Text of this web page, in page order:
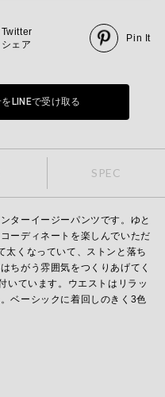
Twitter
シェア
Pin It
LINEで受け取る
SPEC
ターイージーパンツです。ゆと
ーディネートを楽しんでいただ
太くなっていて、ストンと落ち
ちがう雰囲気をつくりあげてく
いています。ウエストはリラッ
ベーシックに着回しのきく3色